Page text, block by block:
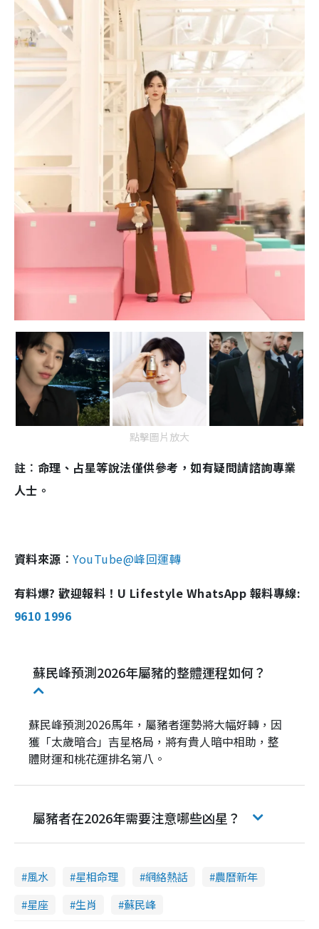
點擊圖片放大
註︰命理、占星等說法僅供參考，如有疑問請諮詢專業
人士。
資料來源︰YouTube@峰回運轉
有料爆? 歡迎報料！U Lifestyle WhatsApp 報料專線:
9610 1996
蘇民峰預測2026年屬豬的整體運程如何？
蘇民峰預測2026馬年，屬豬者運勢將大幅好轉，因
獲「太歲暗合」吉星格局，將有貴人暗中相助，整
體財運和桃花運排名第八。
屬豬者在2026年需要注意哪些凶星？
風水 星相命理 網絡熱話
農曆新年
星座
生肖 蘇民峰